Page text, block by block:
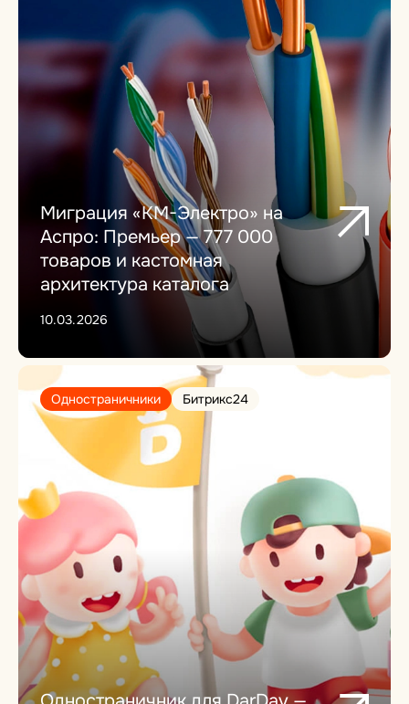
Миграция «КМ-Электро» на
Аспро: Премьер — 777 000
товаров и кастомная
архитектура каталога
10.03.2026
Одностраничники Битрикс24